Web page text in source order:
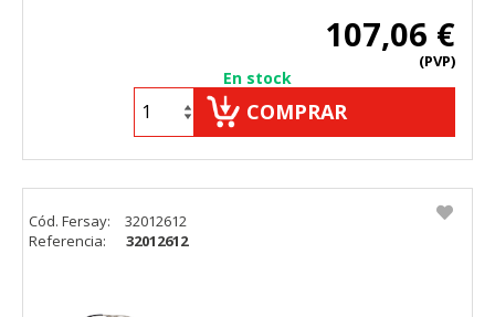
107,06 €
(PVP)
En stock
COMPRAR
Cód. Fersay:
32012612
Referencia:
32012612